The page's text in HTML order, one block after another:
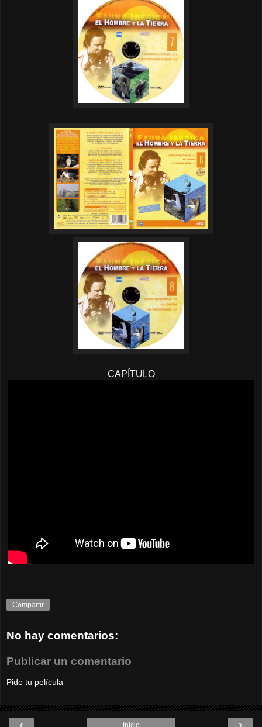
CAPÍTULO
Compartir
No hay comentarios:
Publicar un comentario
Pide tu película